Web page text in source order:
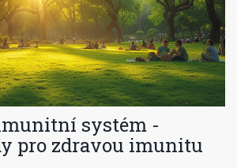
systém -
pro zdravou imunitu